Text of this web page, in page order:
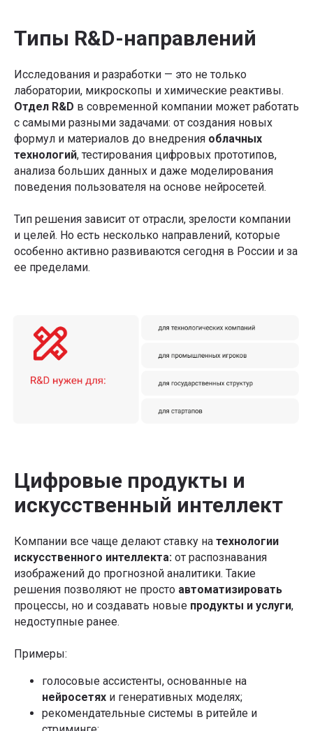
Типы R&D-направлений
Исследования и разработки — это не только
лаборатории, микроскопы и химические реактивы.
Отдел R&D в современной компании может работать
с самыми разными задачами: от создания новых
формул и материалов до внедрения облачных
технологий, тестирования цифровых прототипов,
анализа больших данных и даже моделирования
поведения пользователя на основе нейросетей.
Тип решения зависит от отрасли, зрелости компании
и целей. Но есть несколько направлений, которые
особенно активно развиваются сегодня в России и за
ее пределами.
Цифровые продукты и
искусственный интеллект
Компании все чаще делают ставку на технологии
искусственного интеллекта: от распознавания
изображений до прогнозной аналитики. Такие
решения позволяют не просто автоматизировать
процессы, но и создавать новые продукты и услуги,
недоступные ранее.
Примеры:
голосовые ассистенты, основанные на
нейросетях и генеративных моделях;
рекомендательные системы в ритейле и
Подписывайтесь на
Я даю
условияхПолитики конфиденциальности
Согласие на получение информационно-
Телеграм-канал Product Lab